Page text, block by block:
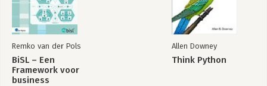
Remko van der Pols
BiSL – Een
Framework voor
business
Allen Downey
Think Python